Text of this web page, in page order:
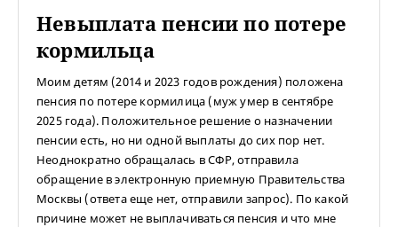
Невыплата пенсии по потере
кормильца
Моим детям (2014 и 2023 годов рождения) положена
пенсия по потере кормилица (муж умер в сентябре
2025 года). Положительное решение о назначении
пенсии есть, но ни одной выплаты до сих пор нет.
Неоднократно обращалась в СФР, отправила
обращение в электронную приемную Правительства
Москвы (ответа еще нет, отправили запрос). По какой
причине может не выплачиваться пенсия и что мне